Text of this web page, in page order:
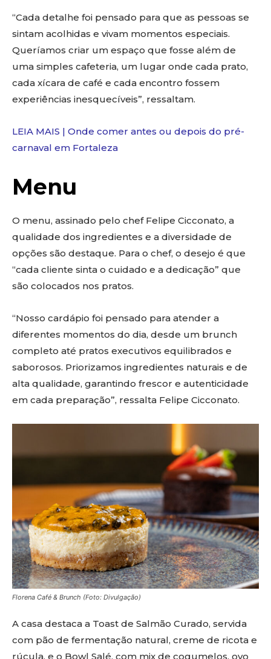
“Cada detalhe foi pensado para que as pessoas se
sintam acolhidas e vivam momentos especiais.
Queríamos criar um espaço que fosse além de
uma simples cafeteria, um lugar onde cada prato,
cada xícara de café e cada encontro fossem
experiências inesquecíveis”, ressaltam.
LEIA MAIS | Onde comer antes ou depois do pré-
carnaval em Fortaleza
Menu
O menu, assinado pelo chef Felipe Cicconato, a
qualidade dos ingredientes e a diversidade de
opções são destaque. Para o chef, o desejo é que
“cada cliente sinta o cuidado e a dedicação” que
são colocados nos pratos.
“Nosso cardápio foi pensado para atender a
diferentes momentos do dia, desde um brunch
completo até pratos executivos equilibrados e
saborosos. Priorizamos ingredientes naturais e de
alta qualidade, garantindo frescor e autenticidade
em cada preparação”, ressalta Felipe Cicconato.
Florena Café & Brunch (Foto: Divulgação)
A casa destaca a Toast de Salmão Curado, servida
com pão de fermentação natural, creme de ricota e
rúcula, e o Bowl Salé, com mix de cogumelos, ovo